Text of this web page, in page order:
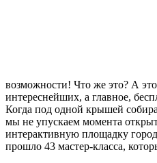
возможности! Что же это? А
интереснейших, а главное,
Когда под одной крышей
мы не упускаем момента
интерактивную площадку
прошло 43 мастер-класса,